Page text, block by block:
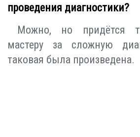
проведения диагностики?
Можно, но придётся
мастеру за сложную
таковая была произведена.